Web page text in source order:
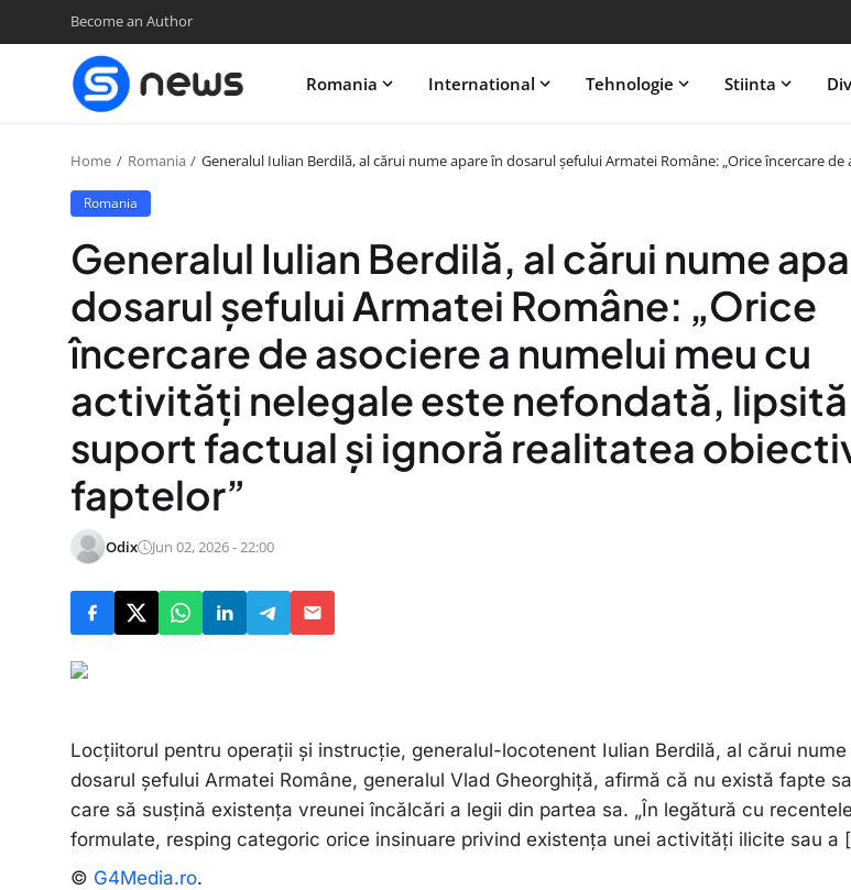
Become an Author
Romania International Tehnologie Stiinta
Home Romania Generalul Iulian Berdilă, al cărui nume apare în dosarul șefului Armatei Române: „Orice încercare
Romania
Generalul Iulian Berdilă, al cărui nume
dosarul șefului Armatei Române: „Orice
încercare de asociere a numelui meu cu
activități nelegale este nefondată,
suport factual și ignoră realitatea
faptelor”
Odix Jun 02, 2026 - 22:00
Locțiitorul pentru operații și instrucție, generalul-locotenent Iulian Berdilă, al cărui nume
dosarul șefului Armatei Române, generalul Vlad Gheorghiță, afirmă că nu există fapte
care să susțină existența vreunei încălcări a legii din partea sa. „În legătură cu
formulate, resping categoric orice insinuare privind existența unei activități ilicite sau a
© G4Media.ro.